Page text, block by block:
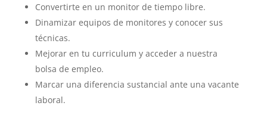
Convertirte en un monitor de tiempo libre.
Dinamizar equipos de monitores y conocer sus
técnicas.
Mejorar en tu curriculum y acceder a nuestra
bolsa de empleo.
Marcar una diferencia sustancial ante una vacante
laboral.